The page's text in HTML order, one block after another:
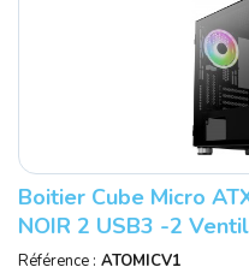
Boitier Cube Micro
NOIR 2 USB3 -2
Réf : ACCS-
Référence : ATOMICV1